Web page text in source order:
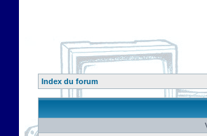
Index du forum